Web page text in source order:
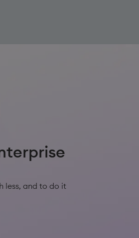
less, and to do it